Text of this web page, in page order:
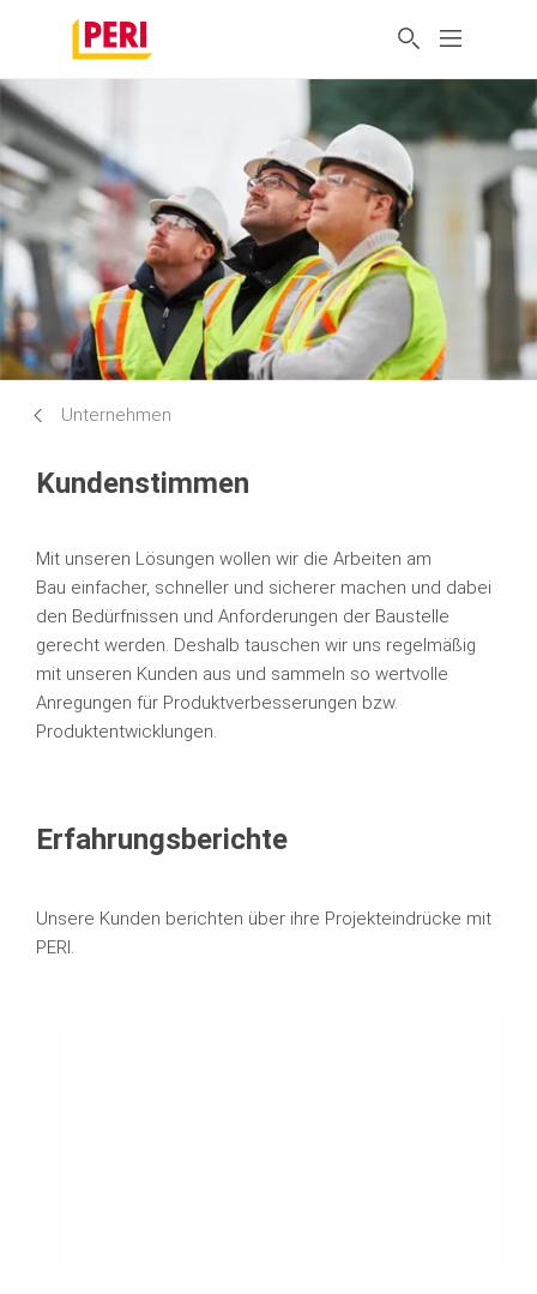
Unternehmen
Kundenstimmen
Mit unseren Lösungen wollen wir die Arbeiten am
Bau einfacher, schneller und sicherer machen und dabei
den Bedürfnissen und Anforderungen der Baustelle
gerecht werden. Deshalb tauschen wir uns regelmäßig
mit unseren Kunden aus und sammeln so wertvolle
Anregungen für Produktverbesserungen bzw.
Produktentwicklungen.
Erfahrungsberichte
Unsere Kunden berichten über ihre Projekteindrücke mit
PERI.